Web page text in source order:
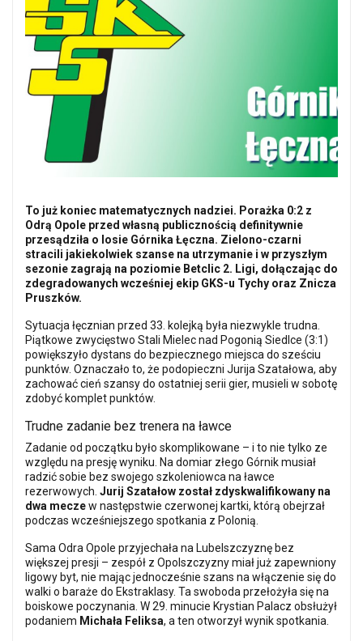
To już koniec matematycznych nadziei. Porażka 0:2 z
Odrą Opole przed własną publicznością definitywnie
przesądziła o losie Górnika Łęczna. Zielono-czarni
stracili jakiekolwiek szanse na utrzymanie i w przyszłym
sezonie zagrają na poziomie Betclic 2. Ligi, dołączając do
zdegradowanych wcześniej ekip GKS-u Tychy oraz Znicza
Pruszków.
Sytuacja łęcznian przed 33. kolejką była niezwykle trudna.
Piątkowe zwycięstwo Stali Mielec nad Pogonią Siedlce (3:1)
powiększyło dystans do bezpiecznego miejsca do sześciu
punktów. Oznaczało to, że podopieczni Jurija Szatałowa, aby
zachować cień szansy do ostatniej serii gier, musieli w sobotę
zdobyć komplet punktów.
Trudne zadanie bez trenera na ławce
Zadanie od początku było skomplikowane – i to nie tylko ze
względu na presję wyniku. Na domiar złego Górnik musiał
radzić sobie bez swojego szkoleniowca na ławce
rezerwowych. Jurij Szatałow został zdyskwalifikowany na
dwa meczew następstwie czerwonej kartki, którą obejrzał
podczas wcześniejszego spotkania z Polonią.
Sama Odra Opole przyjechała na Lubelszczyznę bez
większej presji – zespół z Opolszczyzny miał już zapewniony
ligowy byt, nie mając jednocześnie szans na włączenie się do
walki o baraże do Ekstraklasy. Ta swoboda przełożyła się na
boiskowe poczynania. W 29. minucie Krystian Palacz obsłużył
podaniem Michała Feliksa, a ten otworzył wynik spotkania.